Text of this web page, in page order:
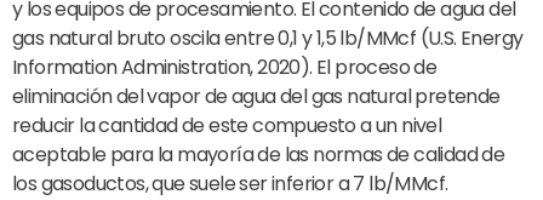
y los equipos de procesamiento. El contenido de agua del
gas natural bruto oscila entre 0,1 y 1,5 lb/MMcf (U.S. Energy
Information Administration, 2020). El proceso de
eliminación del vapor de agua del gas natural pretende
reducir la cantidad de este compuesto a un nivel
aceptable para la mayoría de las normas de calidad de
los gasoductos, que suele ser inferior a 7 lb/MMcf.